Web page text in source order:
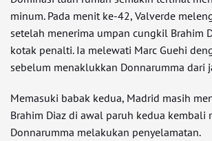
minum. Pada menit ke-42, Valverde
setelah menerima umpan cungkil Brahim
kotak penalti. Ia melewati Marc Guehi
sebelum menaklukkan Donnarumma dari
Memasuki babak kedua, Madrid masih
Brahim Diaz di awal paruh kedua kembali
Donnarumma melakukan penyelamatan.